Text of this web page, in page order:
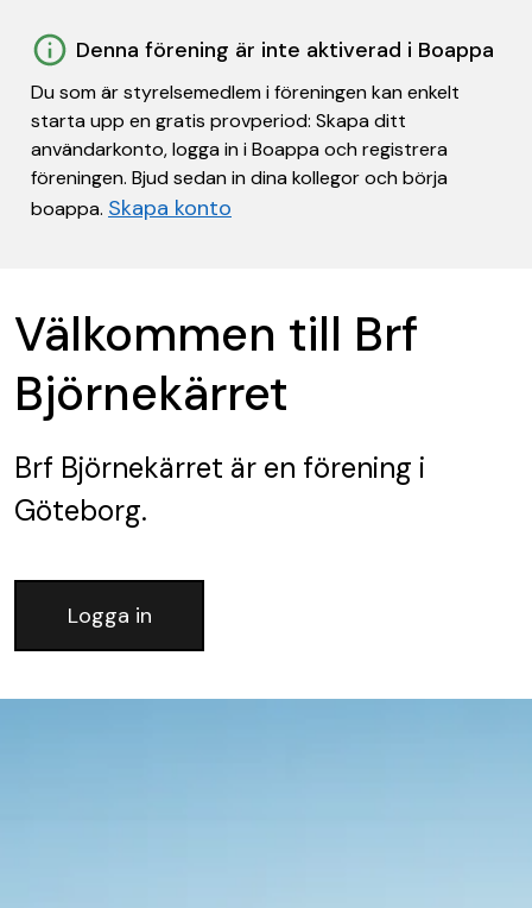
Denna förening är inte aktiverad i Boappa
Du som är styrelsemedlem i föreningen kan enkelt
starta upp en gratis provperiod: Skapa ditt
användarkonto, logga in i Boappa och registrera
föreningen. Bjud sedan in dina kollegor och börja
boappa. Skapa konto
Välkommen till Brf
Björnekärret
Brf Björnekärret är en förening i
Göteborg.
Logga in